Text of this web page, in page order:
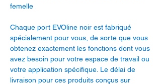
femelle
Chaque port EVOline noir est fabriqué
spécialement pour vous, de sorte que vous
obtenez exactement les fonctions dont vous
avez besoin pour votre espace de travail ou
votre application spécifique. Le délai de
livraison pour ces produits conçus sur